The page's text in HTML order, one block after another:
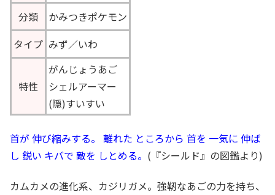
分類
かみつきポケモン
タイプ みず／いわ
特性
がんじょうあご
シェルアーマー
(隠)すいすい
首が 伸び縮みする。 離れた ところから 首を 一気に 伸ば
し 鋭い キバで 敵を しとめる。 (『シールド』の図鑑より)
カムカメの進化系、カジリガメ。強靭なあごの力を持ち、